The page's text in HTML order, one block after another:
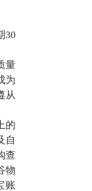
30
量
为
从
的
自
查
物
账